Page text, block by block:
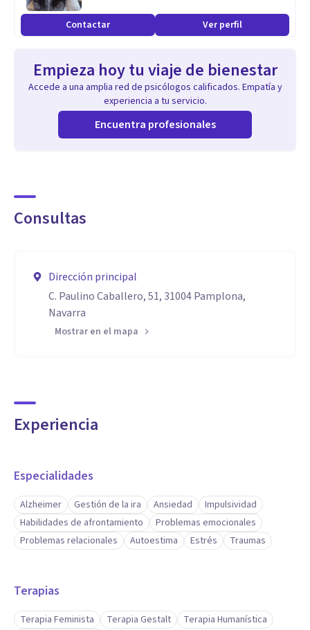
Especialidad
Mi especialidad está en el trabajo y desarrollo personal con
malestar o un patrón del cual surja una necesidad de
reaprender con el objetivo de mejorar a nivel emocional y
gestión de habilidades sociales.
Contactar Ver perfil
Empieza hoy tu viaje de bienestar
Accede a una amplia red de psicólogos calificados. Empatía y
experiencia a tu servicio.
Encuentra profesionales
Consultas
Dirección principal
C. Paulino Caballero, 51, 31004 Pamplona,
Navarra
Mostrar en el mapa
Experiencia
Especialidades
Alzheimer Gestión de la ira Ansiedad
Impulsividad
Habilidades de afrontamiento
Problemas emocionales
Problemas relacionales
Autoestima Estrés Traumas
Terapias
Terapia Feminista Terapia Gestalt
Terapia Humanística